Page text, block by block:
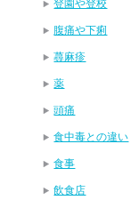
登園や登校
腹痛や下痢
蕁麻疹
薬
頭痛
食中毒との違い
食事
飲食店